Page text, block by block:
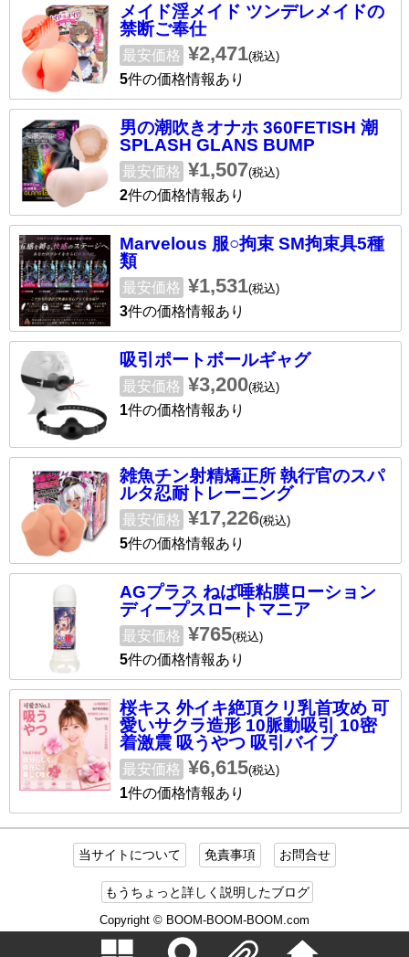
メイド淫メイド ツンデレメイドの
禁断ご奉仕
最安価格 ¥2,471(税込)
5件の価格情報あり
男の潮吹きオナホ 360FETISH 潮
SPLASH GLANS BUMP
最安価格 ¥1,507(税込)
2件の価格情報あり
Marvelous 服○拘束 SM拘束具5種
類
最安価格 ¥1,531(税込)
3件の価格情報あり
吸引ポートボールギャグ
最安価格 ¥3,200(税込)
1件の価格情報あり
雑魚チン射精矯正所 執行官のスパ
ルタ忍耐トレーニング
最安価格 ¥17,226(税込)
5件の価格情報あり
AGプラス ねば唾粘膜ローション
ディープスロートマニア
最安価格 ¥765(税込)
5件の価格情報あり
桜キス 外イキ絶頂クリ乳首攻め 可
愛いサクラ造形 10脈動吸引 10密
着激震 吸うやつ 吸引バイブ
最安価格 ¥6,615(税込)
1件の価格情報あり
当サイトについて 免責事項 お問合せ
もうちょっと詳しく説明したブログ
Copyright © BOOM-BOOM-BOOM.com